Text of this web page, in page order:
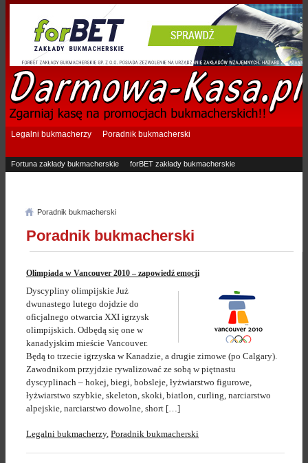
Legalni bukmacherzy Poradnik bukmacherski
Fortuna zakłady bukmacherskie
forBET zakłady bukmacherskie
Poradnik bukmacherski
Poradnik bukmacherski
Olimpiada w Vancouver 2010 – zapowiedź emocji
Dyscypliny olimpijskie Już
dwunastego lutego dojdzie do
oficjalnego otwarcia XXI igrzysk
olimpijskich. Odbędą się one w
kanadyjskim mieście Vancouver.
Będą to trzecie igrzyska w Kanadzie, a drugie zimowe (po Calgary).
Zawodnikom przyjdzie rywalizować ze sobą w piętnastu
dyscyplinach – hokej, biegi, bobsleje, łyżwiarstwo figurowe,
łyżwiarstwo szybkie, skeleton, skoki, biatlon, curling, narciarstwo
alpejskie, narciarstwo dowolne, short […]
Legalni bukmacherzy, Poradnik bukmacherski